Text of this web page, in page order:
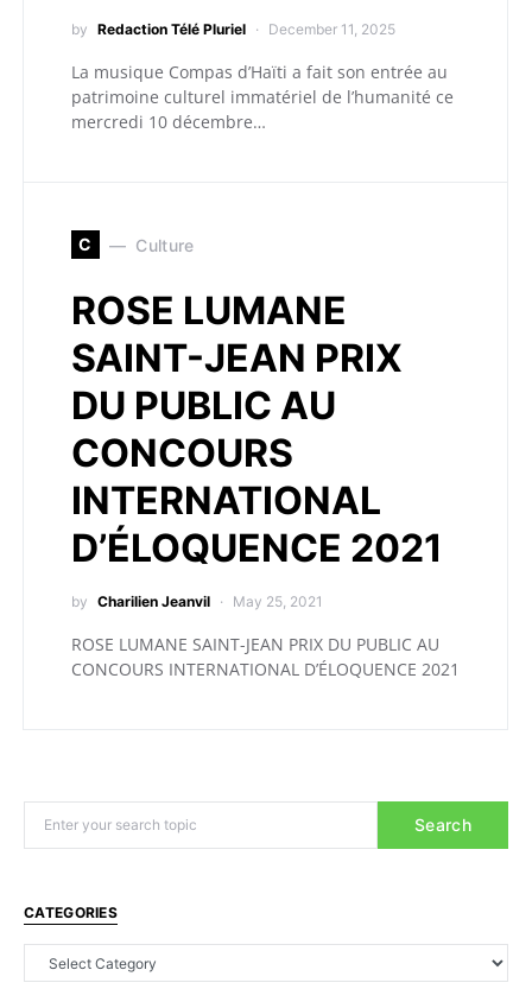
by Redaction Télé Pluriel December 11, 2025
La musique Compas d’Haïti a fait son entrée au
patrimoine culturel immatériel de l’humanité ce
mercredi 10 décembre…
C Culture
ROSE LUMANE
SAINT-JEAN PRIX
DU PUBLIC AU
CONCOURS
INTERNATIONAL
D’ÉLOQUENCE 2021
by Charilien Jeanvil May 25, 2021
ROSE LUMANE SAINT-JEAN PRIX DU PUBLIC AU
CONCOURS INTERNATIONAL D’ÉLOQUENCE 2021
Search
CATEGORIES